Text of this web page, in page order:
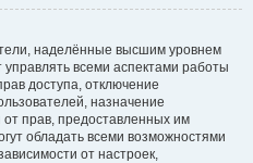
наделённые высшим уровнем
всеми аспектами работы
доступа, отключение
назначение
от прав, предоставленных им
обладать всеми возможностями
от настроек,